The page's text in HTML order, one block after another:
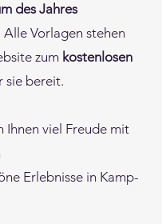
des Jahres
Alle Vorlagen stehen
zum kostenlosen
sie bereit.
Ihnen viel Freude mit
Erlebnisse in Kamp-